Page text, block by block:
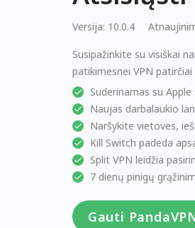
Versija: 10.0.4
Susipažinkite su visiškai
patikimesnei VPN patirčiai
Suderinamas su
Naujas darbalaukio
Naršykite vietoves,
Kill Switch padeda
Split VPN leidžia
7 dienų pinigų
Gauti